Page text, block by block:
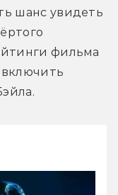
шанс увидеть
фильма